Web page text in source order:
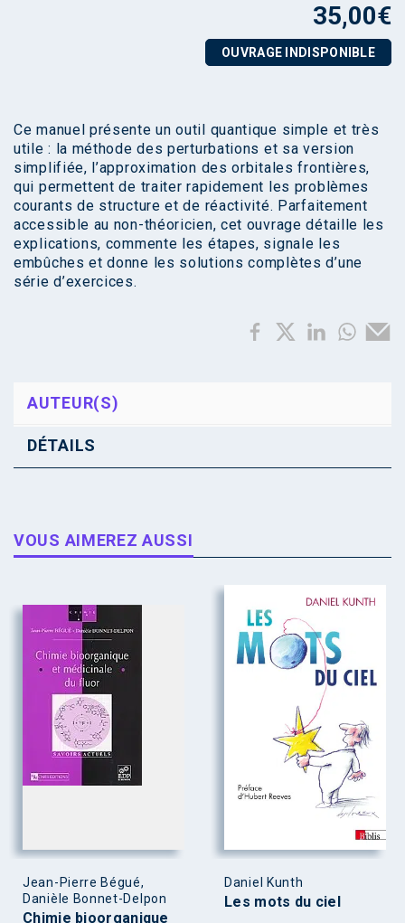
35,00€
OUVRAGE INDISPONIBLE
Ce manuel présente un outil quantique simple et très
utile : la méthode des perturbations et sa version
simplifiée, l’approximation des orbitales frontières,
qui permettent de traiter rapidement les problèmes
courants de structure et de réactivité. Parfaitement
accessible au non-théoricien, cet ouvrage détaille les
explications, commente les étapes, signale les
embûches et donne les solutions complètes d’une
série d’exercices.
AUTEUR(S)
DÉTAILS
VOUS AIMEREZ AUSSI
Jean-Pierre Bégué,
Danièle Bonnet-Delpon
Chimie bioorganique
Daniel Kunth
Les mots du ciel